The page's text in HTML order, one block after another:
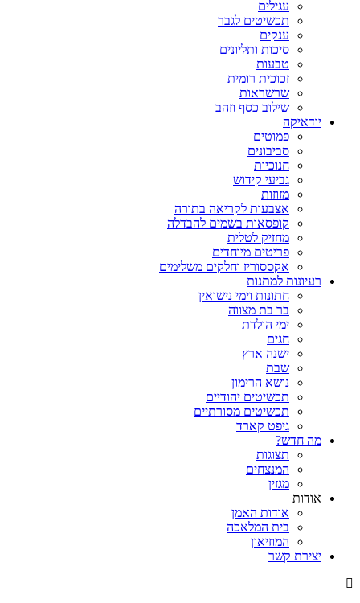
עגילים
תכשיטים לגבר
ענקים
סיכות ותליונים
טבעות
זכוכית רומית
שרשראות
שילוב כסף וזהב
יודאיקה
פמוטים
סביבונים
חנוכיות
גביעי קידוש
מזוזות
אצבעות לקריאה בתורה
קופסאות בשמים להבדלה
מחזיק לטלית
פריטים מיוחדים
אקססוריז וחלקים משלימים
רעיונות למתנות
חתונות וימי נישואין
בר בת מצווה
ימי הולדת
חגים
ישנה ארץ
שבת
נושא הרימון
תכשיטים יהודיים
תכשיטים מסורתיים
גיפט קארד
מה חדש?
תצוגות
המנצחים
מגזין
אודות
אודות האמן
בית המלאכה
המוזיאון
יצירת קשר